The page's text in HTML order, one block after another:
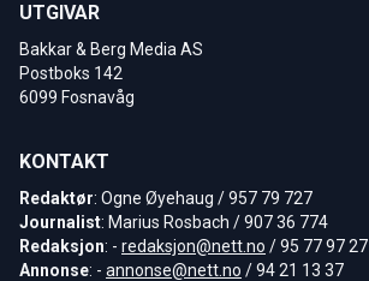
UTGIVAR
Bakkar & Berg Media AS
Postboks 142
6099 Fosnavåg
KONTAKT
Redaktør: Ogne Øyehaug / 957 79 727
Journalist: Marius Rosbach / 907 36 774
Redaksjon: - redaksjon@nett.no / 95 77 97 27
Annonse: - annonse@nett.no / 94 21 13 37